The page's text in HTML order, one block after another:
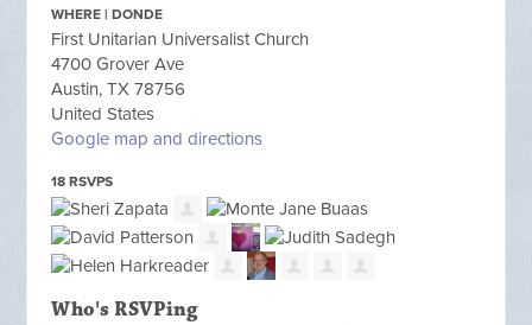
WHERE | DONDE
First Unitarian Universalist Church
4700 Grover Ave
Austin, TX 78756
United States
Google map and directions
18 RSVPS
Who's RSVPing